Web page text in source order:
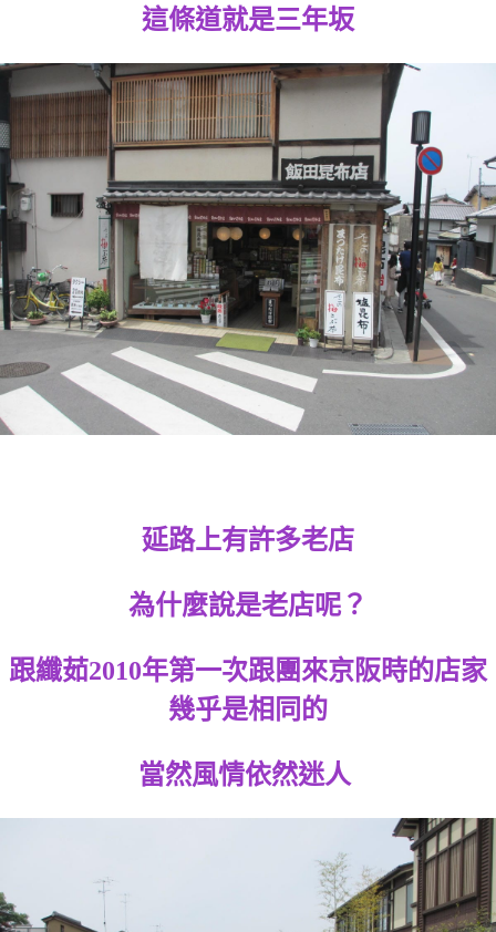
這條道就是三年坂
延路上有許多老店
為什麼說是老店呢？
跟纖茹2010年第一次跟團來京阪時的店家
幾乎是相同的
當然風情依然迷人